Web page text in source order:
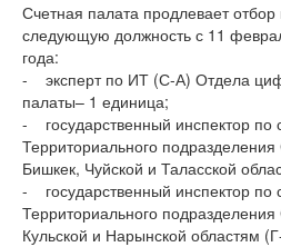
Счетная палата продлевает отбор
следующую должность с 11
года:
- эксперт по ИТ (С-А) Отдела
палаты– 1 единица;
- государственный инспектор по
Территориального
Бишкек, Чуйской и Таласской
- государственный инспектор по
Территориального
Кульской и Нарынской областям